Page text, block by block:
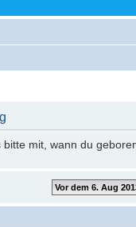
mit, wann du